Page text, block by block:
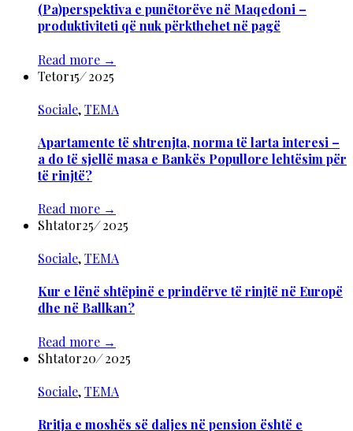
(Pa)perspektiva e punëtorëve në Maqedoni –
produktiviteti që nuk përkthehet në pagë
Read more →
Tetor15/2025
Sociale,TEMA
Apartamente të shtrenjta, norma të larta interesi –
a do të sjellë masa e Bankës Popullore lehtësim për
të rinjtë?
Read more →
Shtator25/2025
Sociale,TEMA
Kur e lënë shtëpinë e prindërve të rinjtë në Europë
dhe në Ballkan?
Read more →
Shtator20/2025
Sociale,TEMA
Rritja e moshës së daljes në pension është e